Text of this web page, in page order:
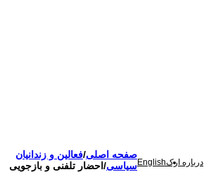
درباره ارکEnglish
صفحه اصلی/فعالین و زندانیان
سیاسی/ احضار تلفنی و بازجویی